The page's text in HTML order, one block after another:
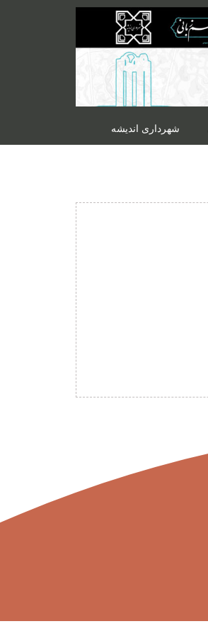
شهرداری اندیشه